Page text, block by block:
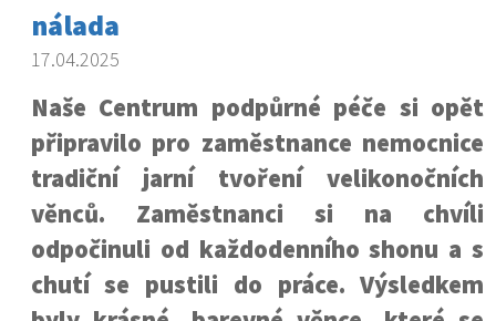
nálada
17.04.2025
Naše Centrum podpůrné péče si opět
připravilo pro zaměstnance nemocnice
tradiční jarní tvoření velikonočních
věnců. Zaměstnanci si na chvíli
odpočinuli od každodenního shonu a s
chutí se pustili do práce. Výsledkem